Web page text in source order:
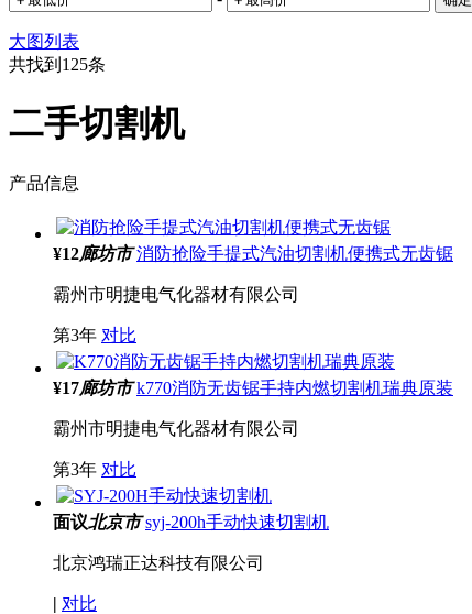
大图列表
共找到 125条
二手切割机
产品信息
¥12廊坊市 消防抢险手提式汽油切割机便携式无齿锯
霸州市明捷电气化器材有限公司
第3年 对比
¥17廊坊市 k770消防无齿锯手持内燃切割机瑞典原装
霸州市明捷电气化器材有限公司
第3年 对比
面议北京市 syj-200h手动快速切割机
北京鸿瑞正达科技有限公司
| 对比